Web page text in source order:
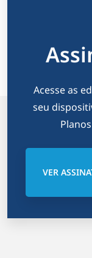
Acesse as
seu
VER